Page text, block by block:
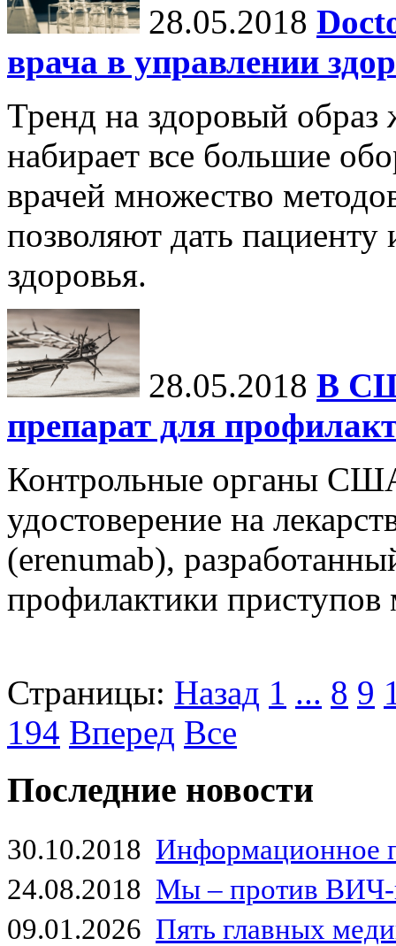
28.05.2018
врача в управлении
Тренд на здоровый
набирает все большие
врачей множество
позволяют дать
здоровья.
28.05.2018 В
препарат для
Контрольные органы
удостоверение на
(erenumab),
профилактики
Страницы: Назад 1 ... 8 9
194 Вперед Все
Последние новости
30.10.2018 Информационное
24.08.2018 Мы – против
09.01.2026 Пять главных